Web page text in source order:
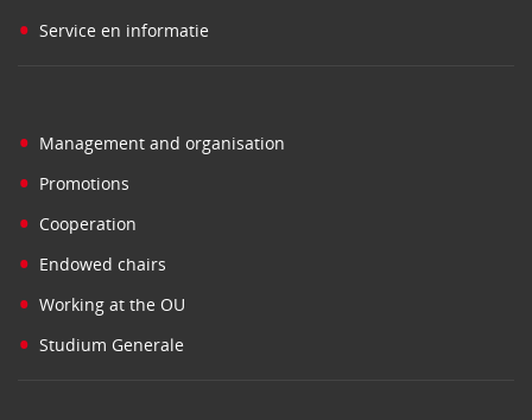
• Service en informatie
• Management and organisation
• Promotions
• Cooperation
• Endowed chairs
• Working at the OU
• Studium Generale